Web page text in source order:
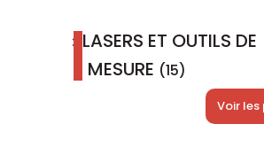
LASERS ET OUTILS DE
MESURE (15)
Voir